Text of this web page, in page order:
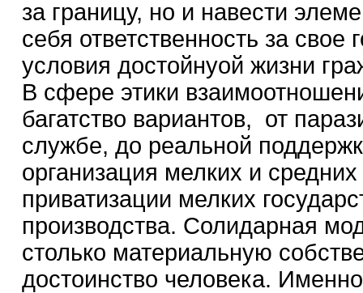
за границу, но и навести
себя ответственность за
условия достойнуой жизни
В сфере этики
багатство вариантов, от
службе, до реальной
организация мелких и
приватизации мелких
производства. Солидарная
столько материальную
достоинство человека.